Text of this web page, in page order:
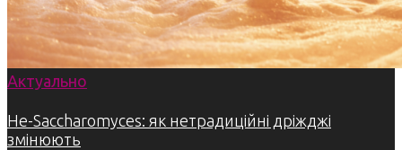
Актуально
Не-Saccharomyces: як нетрадиційні дріжджі
змінюють